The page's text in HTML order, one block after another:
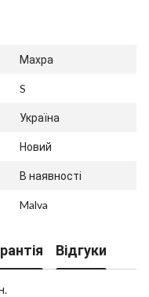
Махра
S
Україна
Новий
В наявності
Malva
Відгуки